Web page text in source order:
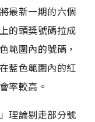
最新一期的六個
的頭獎號碼拉成
範圍內的號碼，
藍色範圍內的紅
率較高。
理論剔走部分號